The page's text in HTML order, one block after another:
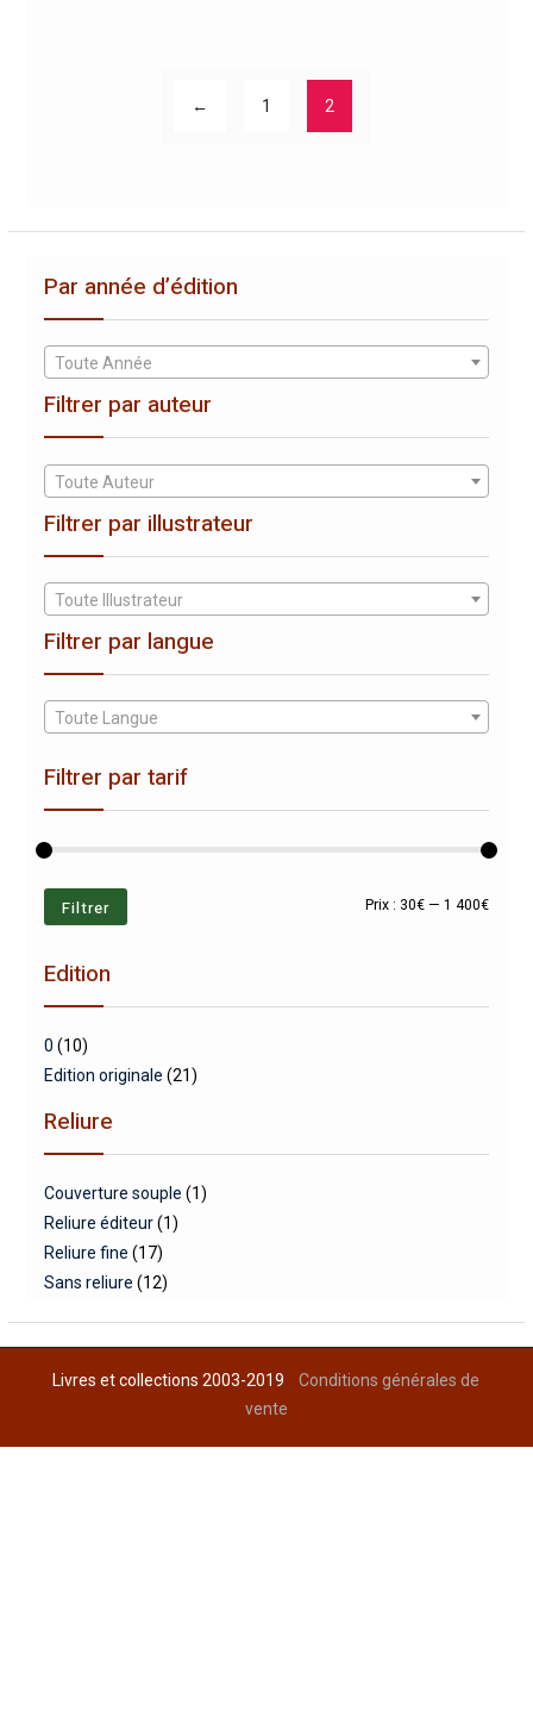
← 1 2
Par année d’édition
Toute Année
Filtrer par auteur
Toute Auteur
Filtrer par illustrateur
Toute Illustrateur
Filtrer par langue
Toute Langue
Filtrer par tarif
Prix
Prix
Filtrer Prix : 30€ —1 400€
Edition
0 (10)
Edition originale (21)
Reliure
Couverture souple (1)
Reliure éditeur (1)
Reliure fine (17)
Sans reliure (12)
Livres et collections 2003-2019Conditions générales de
vente